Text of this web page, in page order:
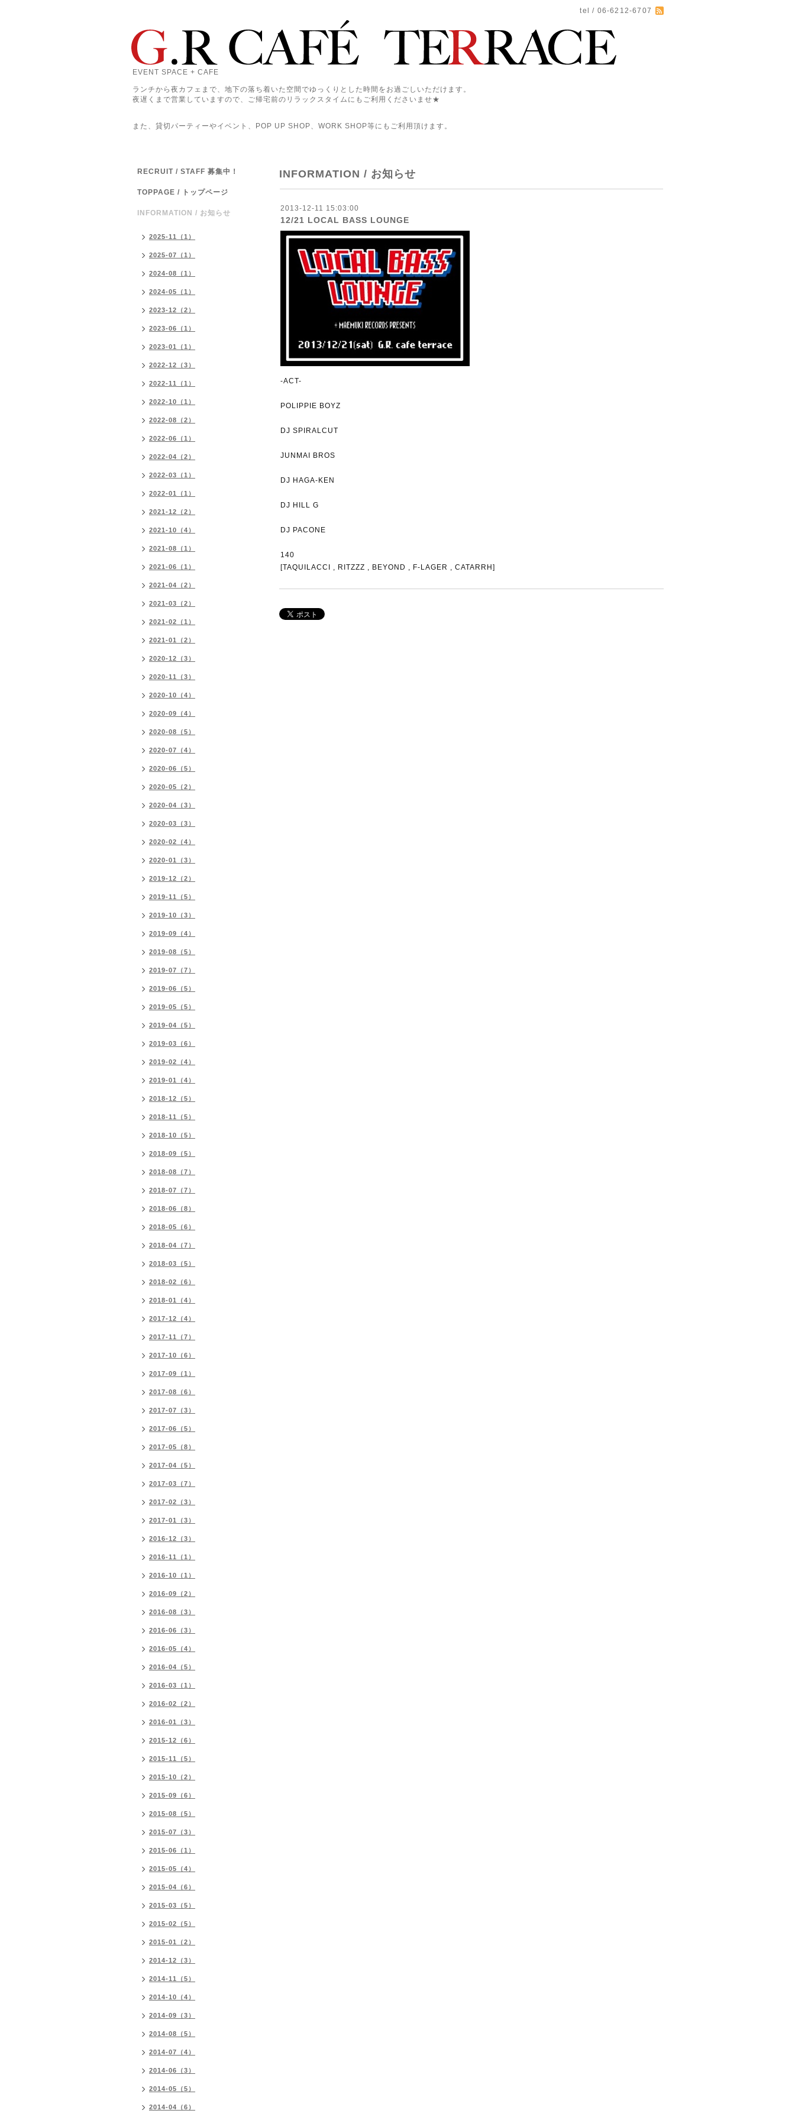
tel / 06-6212-6707
EVENT SPACE + CAFE
ランチから夜カフェまで、地下の落ち着いた空間でゆっくりとした時間をお過ごしいただけます。
夜遅くまで営業していますので、ご帰宅前のリラックスタイムにもご利用くださいませ★
また、貸切パーティーやイベント、POP UP SHOP、WORK SHOP等にもご利用頂けます。
INFORMATION / お知らせ
2013-12-11 15:03:00
12/21 LOCAL BASS LOUNGE
-ACT-
POLIPPIE BOYZ
DJ SPIRALCUT
JUNMAI BROS
DJ HAGA-KEN
DJ HILL G
DJ PACONE
140
[TAQUILACCI , RITZZZ , BEYOND , F-LAGER , CATARRH]
RECRUIT / STAFF 募集中！
TOPPAGE / トップページ
INFORMATION / お知らせ
2025-11（1）
2025-07（1）
2024-08（1）
2024-05（1）
2023-12（2）
2023-06（1）
2023-01（1）
2022-12（3）
2022-11（1）
2022-10（1）
2022-08（2）
2022-06（1）
2022-04（2）
2022-03（1）
2022-01（1）
2021-12（2）
2021-10（4）
2021-08（1）
2021-06（1）
2021-04（2）
2021-03（2）
2021-02（1）
2021-01（2）
2020-12（3）
2020-11（3）
2020-10（4）
2020-09（4）
2020-08（5）
2020-07（4）
2020-06（5）
2020-05（2）
2020-04（3）
2020-03（3）
2020-02（4）
2020-01（3）
2019-12（2）
2019-11（5）
2019-10（3）
2019-09（4）
2019-08（5）
2019-07（7）
2019-06（5）
2019-05（5）
2019-04（5）
2019-03（6）
2019-02（4）
2019-01（4）
2018-12（5）
2018-11（5）
2018-10（5）
2018-09（5）
2018-08（7）
2018-07（7）
2018-06（8）
2018-05（6）
2018-04（7）
2018-03（5）
2018-02（6）
2018-01（4）
2017-12（4）
2017-11（7）
2017-10（6）
2017-09（1）
2017-08（6）
2017-07（3）
2017-06（5）
2017-05（8）
2017-04（5）
2017-03（7）
2017-02（3）
2017-01（3）
2016-12（3）
2016-11（1）
2016-10（1）
2016-09（2）
2016-08（3）
2016-06（3）
2016-05（4）
2016-04（5）
2016-03（1）
2016-02（2）
2016-01（3）
2015-12（6）
2015-11（5）
2015-10（2）
2015-09（6）
2015-08（5）
2015-07（3）
2015-06（1）
2015-05（4）
2015-04（6）
2015-03（5）
2015-02（5）
2015-01（2）
2014-12（3）
2014-11（5）
2014-10（4）
2014-09（3）
2014-08（5）
2014-07（4）
2014-06（3）
2014-05（5）
2014-04（6）